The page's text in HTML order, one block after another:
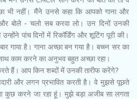
भी नहीं। मैंने उनसे कहा कि आपको गाना और
बोले - चलो सब करवा लो। उन दिनों उनकी
पांच दिनों में रिकॉर्डिंग और शूटिंग पूरी की।
गाया है। गाना अच्छा बन गया है। बच्च्न सर का
काम करने का अनुभव बहुत अच्छा रहा।
हैं। आप किन शब्दों में उनकी तारीफ करेंगे?
और लगन प्रभावित करती है। वे मुझसे पूछते
करने जा रहा हूं। मुझे बड़ा अजीब सा लगता